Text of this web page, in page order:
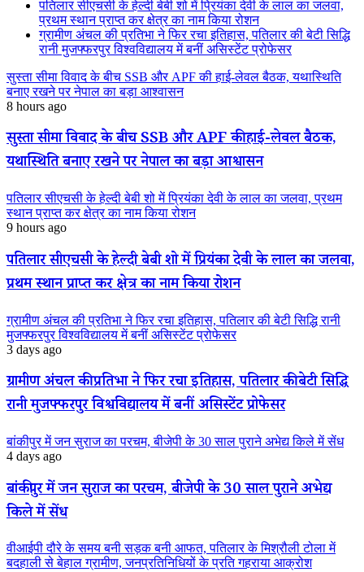
पतिलार सीएचसी के हेल्दी बेबी शो में प्रियंका देवी के लाल का जलवा,
प्रथम स्थान प्राप्त कर क्षेत्र का नाम किया रोशन
ग्रामीण अंचल की प्रतिभा ने फिर रचा इतिहास, पतिलार की बेटी सिद्धि
रानी मुजफ्फरपुर विश्वविद्यालय में बनीं असिस्टेंट प्रोफेसर
सुस्ता सीमा विवाद के बीच SSB और APF की हाई-लेवल बैठक, यथास्थिति
बनाए रखने पर नेपाल का बड़ा आश्वासन
8 hours ago
सुस्ता सीमा विवाद के बीच SSB और APF की हाई-लेवल बैठक,
यथास्थिति बनाए रखने पर नेपाल का बड़ा आश्वासन
पतिलार सीएचसी के हेल्दी बेबी शो में प्रियंका देवी के लाल का जलवा, प्रथम
स्थान प्राप्त कर क्षेत्र का नाम किया रोशन
9 hours ago
पतिलार सीएचसी के हेल्दी बेबी शो में प्रियंका देवी के लाल का जलवा,
प्रथम स्थान प्राप्त कर क्षेत्र का नाम किया रोशन
ग्रामीण अंचल की प्रतिभा ने फिर रचा इतिहास, पतिलार की बेटी सिद्धि रानी
मुजफ्फरपुर विश्वविद्यालय में बनीं असिस्टेंट प्रोफेसर
3 days ago
ग्रामीण अंचल की प्रतिभा ने फिर रचा इतिहास, पतिलार की बेटी सिद्धि
रानी मुजफ्फरपुर विश्वविद्यालय में बनीं असिस्टेंट प्रोफेसर
बांकीपुर में जन सुराज का परचम, बीजेपी के 30 साल पुराने अभेद्य किले में सेंध
4 days ago
बांकीपुर में जन सुराज का परचम, बीजेपी के 30 साल पुराने अभेद्य
किले में सेंध
वीआईपी दौरे के समय बनी सड़क बनी आफत, पतिलार के मिश्रौली टोला में
बदहाली से बेहाल ग्रामीण, जनप्रतिनिधियों के प्रति गहराया आक्रोश